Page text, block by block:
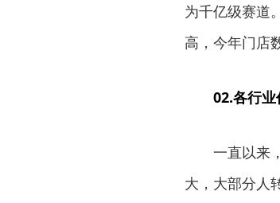
为千亿级赛道
高，今年门店
02.各行业
一直以来
大，大部分人